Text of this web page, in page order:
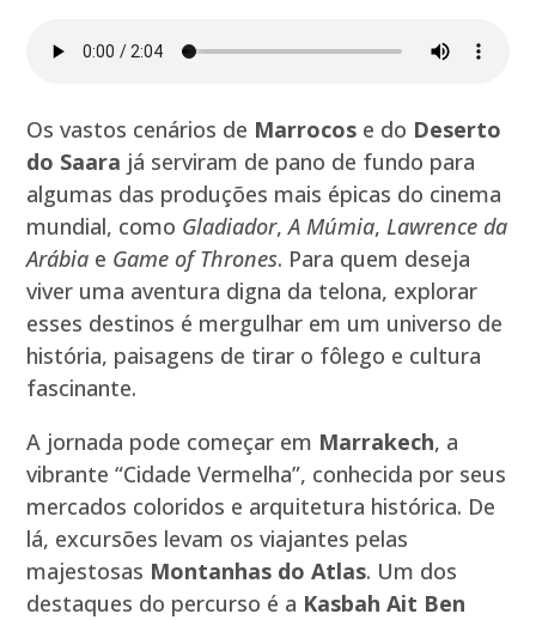
Os vastos cenários de Marrocos e do Deserto
do Saara já serviram de pano de fundo para
algumas das produções mais épicas do cinema
mundial, como Gladiador,A Múmia,Lawrence da
Arábia e Game of Thrones. Para quem deseja
viver uma aventura digna da telona, explorar
esses destinos é mergulhar em um universo de
história, paisagens de tirar o fôlego e cultura
fascinante.
A jornada pode começar em Marrakech, a
vibrante “Cidade Vermelha”, conhecida por seus
mercados coloridos e arquitetura histórica. De
lá, excursões levam os viajantes pelas
majestosas Montanhas do Atlas. Um dos
destaques do percurso é a Kasbah Ait Ben